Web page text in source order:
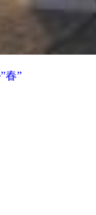
春”